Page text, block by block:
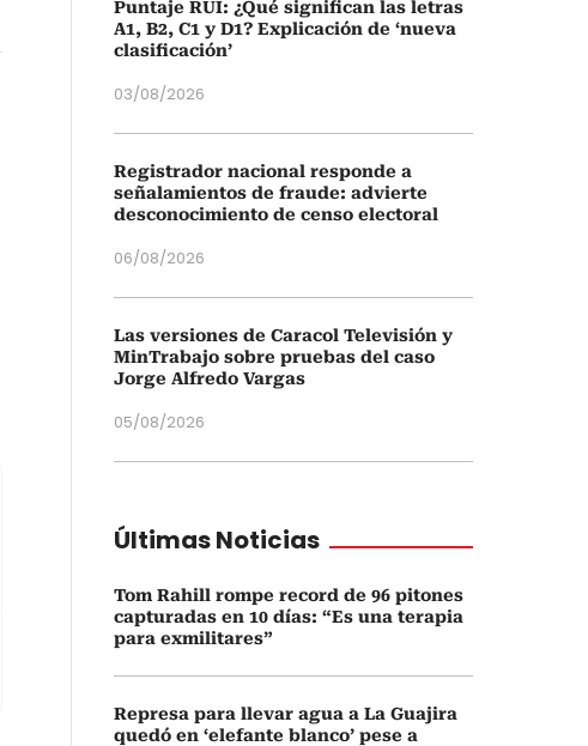
Puntaje RUI: ¿Qué significan las letras
A1, B2, C1 y D1? Explicación de ‘nueva
clasificación’
03/08/2026
Registrador nacional responde a
señalamientos de fraude: advierte
desconocimiento de censo electoral
06/08/2026
Las versiones de Caracol Televisión y
MinTrabajo sobre pruebas del caso
Jorge Alfredo Vargas
05/08/2026
Últimas Noticias
Tom Rahill rompe record de 96 pitones
capturadas en 10 días: “Es una terapia
para exmilitares”
Represa para llevar agua a La Guajira
quedó en ‘elefante blanco’ pese a